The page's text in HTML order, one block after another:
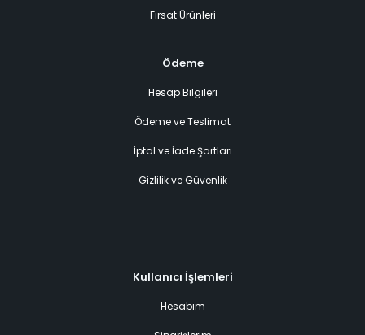
Fırsat Ürünleri
Ödeme
Hesap Bilgileri
Ödeme ve Teslimat
İptal ve İade Şartları
Gizlilik ve Güvenlik
Kullanıcı İşlemleri
Hesabım